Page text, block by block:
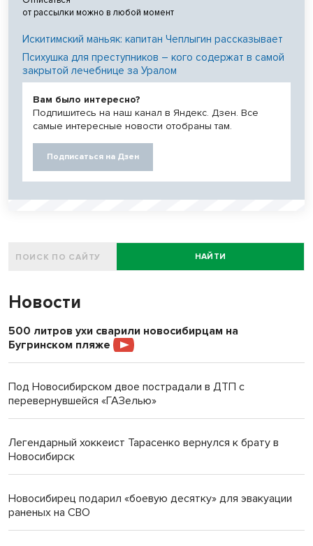
от рассылки можно в любой момент
Искитимский маньяк: капитан Чеплыгин рассказывает
Психушка для преступников – кого содержат в самой
закрытой лечебнице за Уралом
Вам было интересно?
Подпишитесь на наш канал в Яндекс. Дзен. Все
самые интересные новости отобраны там.
Подписаться на Дзен
НАЙТИ
Новости
500 литров ухи сварили новосибирцам на
Бугринском пляже
Под Новосибирском двое пострадали в ДТП с
перевернувшейся «ГАЗелью»
Легендарный хоккеист Тарасенко вернулся к брату в
Новосибирск
Новосибирец подарил «боевую десятку» для эвакуации
раненых на СВО